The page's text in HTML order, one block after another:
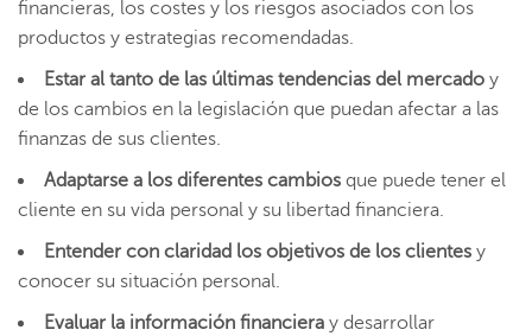
financieras, los costes y los riesgos asociados con los
productos y estrategias recomendadas.
Estar al tanto de las últimas tendencias del mercado y
de los cambios en la legislación que puedan afectar a las
finanzas de sus clientes.
Adaptarse a los diferentes cambios que puede tener el
cliente en su vida personal y su libertad financiera.
Entender con claridad los objetivos de los clientes y
conocer su situación personal.
Evaluar la información financiera y desarrollar